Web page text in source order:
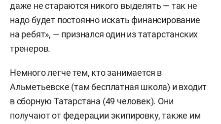
даже не стараются никого выделять — так не
надо будет постоянно искать финансирование
на ребят», — признался один из татарстанских
тренеров.
Немного легче тем, кто занимается в
Альметьевске (там бесплатная школа) и входит
в сборную Татарстана (49 человек). Они
получают от федерации экипировку, также им